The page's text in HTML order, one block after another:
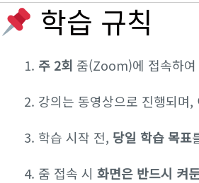
학습 규칙
주 2회 줌(Zoom)에 접속하
강의는 동영상으로 진행되며
학습 시작 전, 당일 학습 목표
줌 접속 시 화면은 반드시 켜